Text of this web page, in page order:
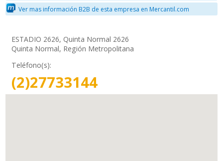
Ver mas información B2B de esta empresa en Mercantil.com
ESTADIO 2626, Quinta Normal 2626
Quinta Normal, Región Metropolitana
Teléfono(s):
(2)27733144